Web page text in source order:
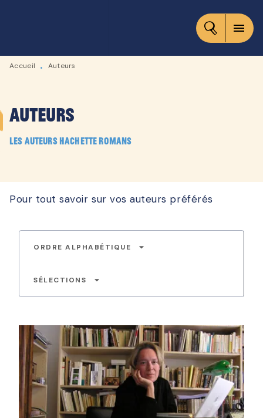
CONTENU
menu
Accueil • Auteurs
Auteurs
Les auteurs Hachette Romans
Pour tout savoir sur vos auteurs préférés
ORDRE ALPHABÉTIQUE arrow_drop_down
SÉLECTIONS arrow_drop_down